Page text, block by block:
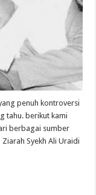
penuh kontroversi
tahu. berikut kami
berbagai sumber
Syekh Ali Uraidi